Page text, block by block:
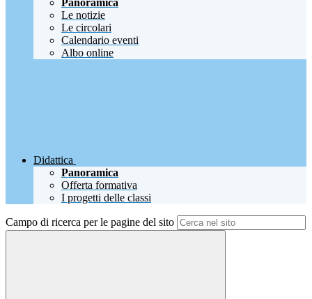
Panoramica
Le notizie
Le circolari
Calendario eventi
Albo online
Didattica
Panoramica
Offerta formativa
I progetti delle classi
Campo di ricerca per le pagine del sito